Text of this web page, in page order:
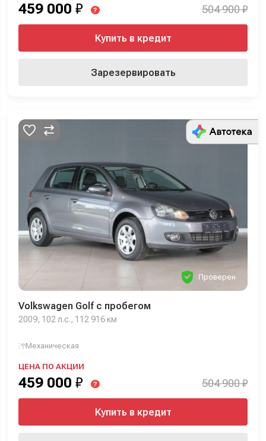
459 000 ₽ ? 504 900 ₽
Купить в кредит
Зарезервировать
Проверен
Volkswagen Golf с пробегом
2009, 102 л.с., 112 916 км
Механическая
ЦЕНА ПО АКЦИИ
459 000 ₽ ? 504 900 ₽
Купить в кредит